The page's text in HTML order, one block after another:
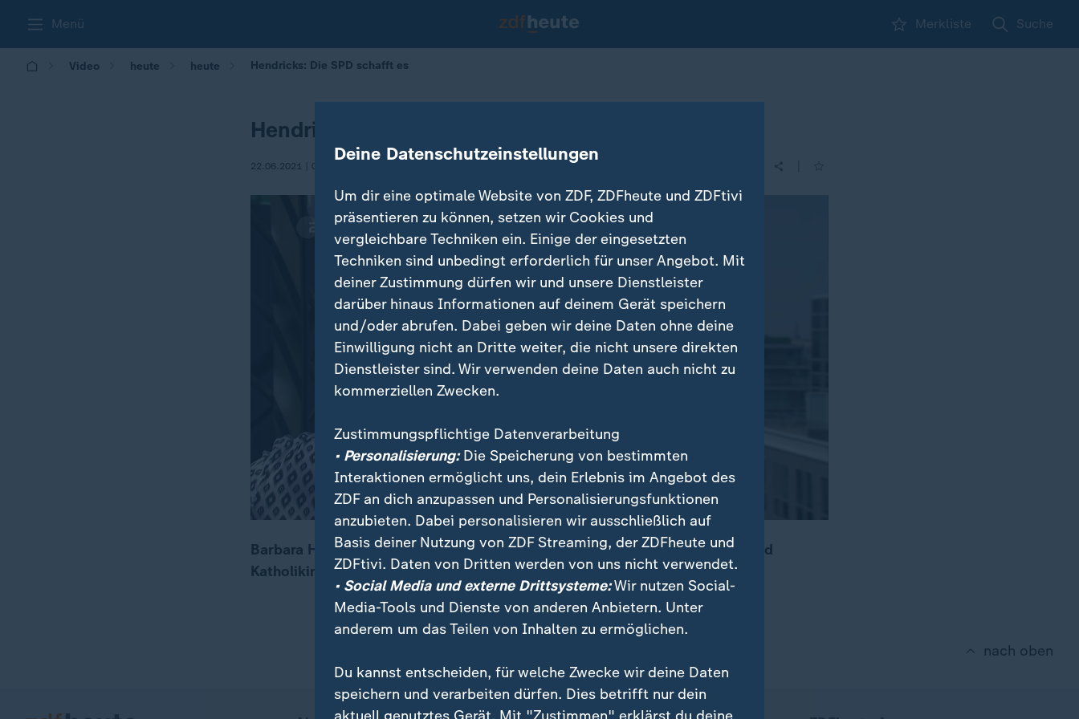
Menü Merkliste Suche
Video heute heute Hendricks: Die SPD schafft es
Hendricks: Die SPD schafft es
22.06.2021 | 06:00
00:14 01:12
Barbara Hendriks war Ministerin, Abgeordnete und immer SPD-Politikerin und
Katholikin. Aus beiden Organisationen würde sie nie austreten, sagt sie.
nach oben
Deine Datenschutzeinstellungen
Um dir eine optimale Website von ZDF, ZDFheute und ZDFtivi
präsentieren zu können, setzen wir Cookies und
vergleichbare Techniken ein. Einige der eingesetzten
Techniken sind unbedingt erforderlich für unser Angebot. Mit
deiner Zustimmung dürfen wir und unsere Dienstleister
darüber hinaus Informationen auf deinem Gerät speichern
und/oder abrufen. Dabei geben wir deine Daten ohne deine
Einwilligung nicht an Dritte weiter, die nicht unsere direkten
Dienstleister sind. Wir verwenden deine Daten auch nicht zu
kommerziellen Zwecken.
Zustimmungspflichtige Datenverarbeitung
• Personalisierung:Die Speicherung von bestimmten
Interaktionen ermöglicht uns, dein Erlebnis im Angebot des
ZDF an dich anzupassen und Personalisierungsfunktionen
anzubieten. Dabei personalisieren wir ausschließlich auf
Basis deiner Nutzung von ZDF Streaming, der ZDFheute und
ZDFtivi. Daten von Dritten werden von uns nicht verwendet.
• Social Media und externe Drittsysteme:Wir nutzen Social-
Media-Tools und Dienste von anderen Anbietern. Unter
anderem um das Teilen von Inhalten zu ermöglichen.
Du kannst entscheiden, für welche Zwecke wir deine Daten
speichern und verarbeiten dürfen. Dies betrifft nur dein